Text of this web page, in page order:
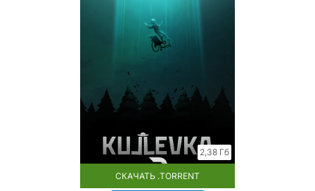
2,38 Гб
СКАЧАТЬ .TORRENT